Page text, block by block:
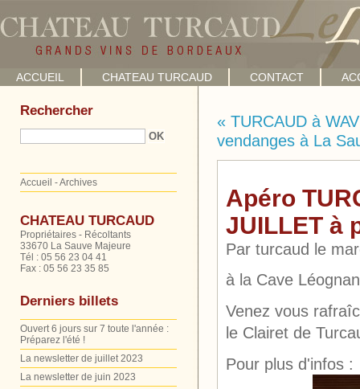
ACCUEIL CHATEAU TURCAUD CONTACT
« TURCAUD à
vendanges à La
Apéro
JUILLET à
Par turcaud le
à la Cave
Venez vous
le Clairet de
Pour plus d'infos :
Rechercher
Accueil -Archives
CHATEAU TURCAUD
Propriétaires - Récoltants
33670 La Sauve Majeure
Tél : 05 56 23 04 41
Fax : 05 56 23 35 85
Derniers billets
Ouvert 6 jours sur 7 toute l'année :
Préparez l'été !
La newsletter de juillet 2023
La newsletter de juin 2023